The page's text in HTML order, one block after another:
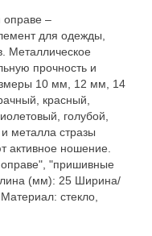
оправе –
для одежды,
Металлическое
прочность и
10 мм, 12 мм, 14
красный,
голубой,
металла стразы
активное ношение.
оправе", "пришивные
(мм): 25 Ширина/
стекло,